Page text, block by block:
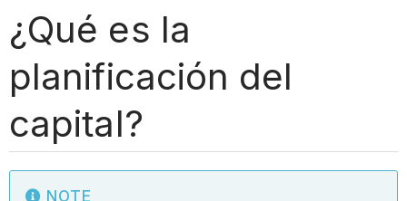
¿Qué es la
planificación del
capital?
NOTE